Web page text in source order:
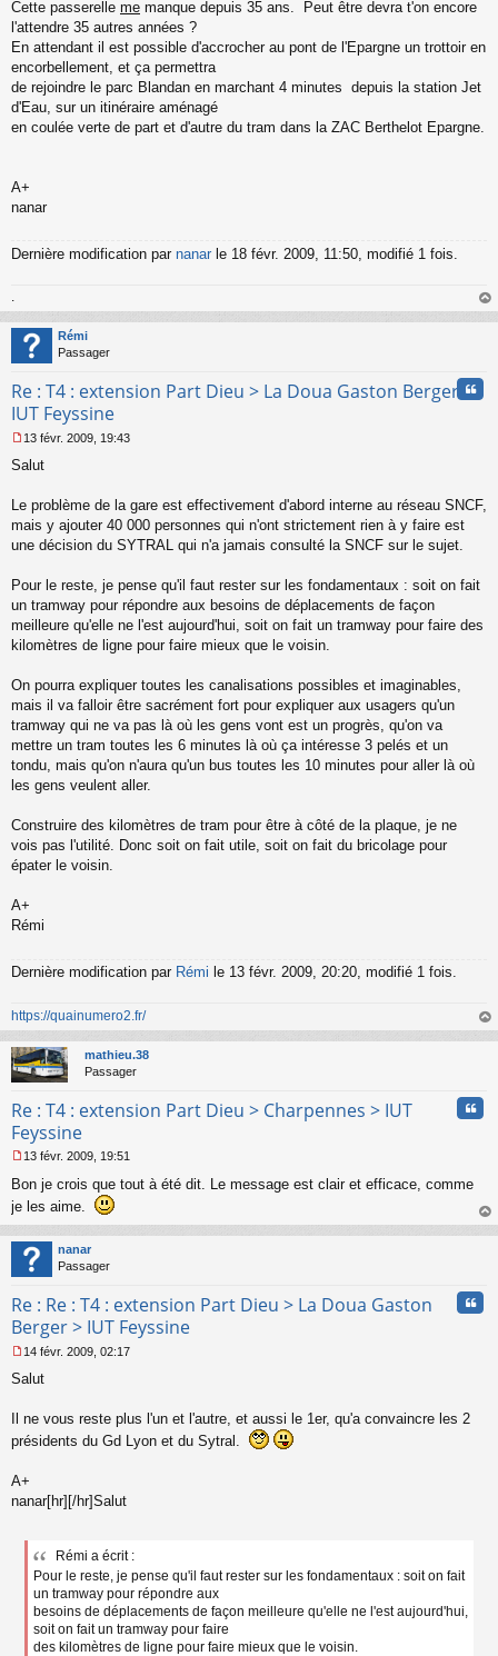
Cette passerelle me manque depuis 35 ans. Peut être devra t'on encore
l'attendre 35 autres années ?
En attendant il est possible d'accrocher au pont de l'Epargne un trottoir en
encorbellement, et ça permettra
de rejoindre le parc Blandan en marchant 4 minutes depuis la station Jet
d'Eau, sur un itinéraire aménagé
en coulée verte de part et d'autre du tram dans la ZAC Berthelot Epargne.
A+
nanar
Dernière modification par nanar le 18 févr. 2009, 11:50, modifié 1 fois.
.
au
Rémi
Passager
Re : T4 : extension Part Dieu > La Doua Gaston Berger >
IUT Feyssine
e
s
g
e
o
n
u
13 févr. 2009, 19:43
Salut
Le problème de la gare est effectivement d'abord interne au réseau SNCF,
mais y ajouter 40 000 personnes qui n'ont strictement rien à y faire est
une décision du SYTRAL qui n'a jamais consulté la SNCF sur le sujet.
Pour le reste, je pense qu'il faut rester sur les fondamentaux : soit on fait
un tramway pour répondre aux besoins de déplacements de façon
meilleure qu'elle ne l'est aujourd'hui, soit on fait un tramway pour faire des
kilomètres de ligne pour faire mieux que le voisin.
On pourra expliquer toutes les canalisations possibles et imaginables,
mais il va falloir être sacrément fort pour expliquer aux usagers qu'un
tramway qui ne va pas là où les gens vont est un progrès, qu'on va
mettre un tram toutes les 6 minutes là où ça intéresse 3 pelés et un
tondu, mais qu'on n'aura qu'un bus toutes les 10 minutes pour aller là où
les gens veulent aller.
Construire des kilomètres de tram pour être à côté de la plaque, je ne
vois pas l'utilité. Donc soit on fait utile, soit on fait du bricolage pour
épater le voisin.
A+
Rémi
Dernière modification par Rémi le 13 févr. 2009, 20:20, modifié 1 fois.
https://quainumero2.fr/
au
mathieu.38
Passager
Re : T4 : extension Part Dieu > Charpennes > IUT
Feyssine
e
s
a
g
e
o
l
u
13 févr. 2009, 19:51
Bon je crois que tout à été dit. Le message est clair et efficace, comme
je les aime.
au
nanar
Passager
Re : Re : T4 : extension Part Dieu > La Doua Gaston
Berger > IUT Feyssine
e
s
g
n
o
14 févr. 2009, 02:17
Salut
Il ne vous reste plus l'un et l'autre, et aussi le 1er, qu'a convaincre les 2
présidents du Gd Lyon et du Sytral.
A+
nanar[hr][/hr]Salut
Rémi a écrit :
Pour le reste, je pense qu'il faut rester sur les fondamentaux : soit on fait
un tramway pour répondre aux
besoins de déplacements de façon meilleure qu'elle ne l'est aujourd'hui,
soit on fait un tramway pour faire
des kilomètres de ligne pour faire mieux que le voisin.